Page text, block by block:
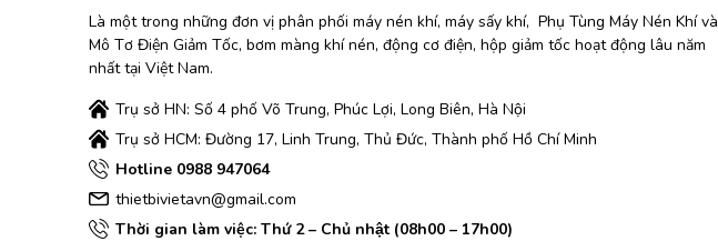
Là một trong những đơn vị phân phối máy nén khí, máy sấy khí, Phụ Tùng Máy Nén Khí và
Mô Tơ Điện Giảm Tốc, bơm màng khí nén, động cơ điện, hộp giảm tốc hoạt động lâu năm
nhất tại Việt Nam.
Trụ sở HN: Số 4 phố Võ Trung, Phúc Lợi, Long Biên, Hà Nội
Trụ sở HCM: Đường 17, Linh Trung, Thủ Đức, Thành phố Hồ Chí Minh
Hotline 0988 947064
thietbivietavn@gmail.com
Thời gian làm việc: Thứ 2 – Chủ nhật (08h00 – 17h00)